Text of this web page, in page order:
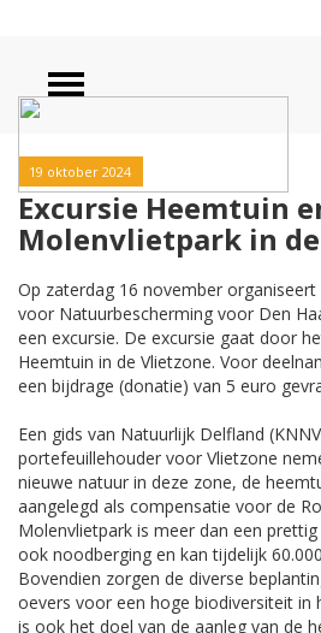
19 oktober 2024
Excursie Heemtuin
Molenvlietpark in
Op zaterdag 16 november organiseert
voor Natuurbescherming voor Den
een excursie. De excursie gaat door
Heemtuin in de Vlietzone. Voor
een bijdrage (donatie) van 5 euro
Een gids van Natuurlijk Delfland
portefeuillehouder voor Vlietzone
nieuwe natuur in deze zone, de
aangelegd als compensatie voor de
Molenvlietpark is meer dan een
ook noodberging en kan tijdelijk
Bovendien zorgen de diverse
oevers voor een hoge biodiversiteit in
is ook het doel van de aanleg van de